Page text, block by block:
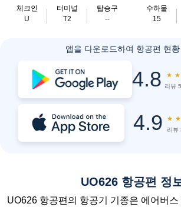
체크인
U
터미널
T2
탑승구
--
수하물
15
앱을 다운로드하여 항공편 현황
4.8 ★ ★
리뷰
4.9 ★ ★
리뷰
UO626 항공편 정
UO626 항공편의 항공기 기종은 에어버